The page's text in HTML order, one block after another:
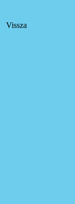
Vissza